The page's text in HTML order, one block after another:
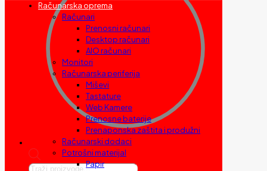
Products
Računarska oprema
Računari
Prenosni računari
Desktop računari
AIO računari
Monitori
Računarska periferija
Miševi
Tastature
Web Kamere
Prenosne baterije
Prenaponska zaštita i produžni
Računarski dodaci
Potrošni materijal
Papir